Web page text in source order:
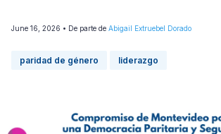
June 16, 2026 • De parte de Abigail Extruebel Dorado
paridad de género liderazgo